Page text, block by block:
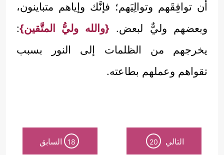
أن توافِقَهم وتوالِيَهم؛ فإنَّك وإياهم متباينون،
وبعضهم وليٌّ لبعض. {والله وليُّ المتَّقين}:
يخرجهم من الظلمات إلى النور بسبب
تقواهم وعملهم بطاعته.
التالي 20
18 السابق